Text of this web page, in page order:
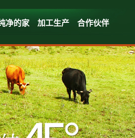
净的家 加工生产
合作伙伴